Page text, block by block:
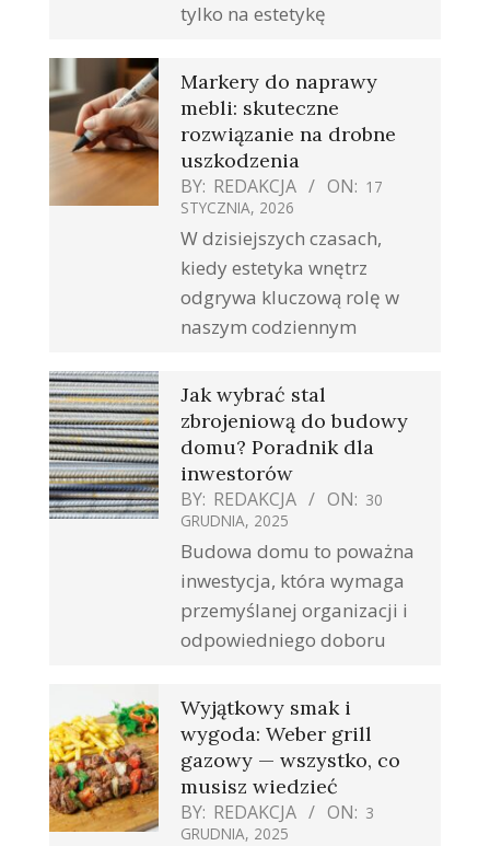
tylko na estetykę
Markery do naprawy
mebli: skuteczne
rozwiązanie na drobne
uszkodzenia
BY: REDAKCJA ON: 17
STYCZNIA, 2026
W dzisiejszych czasach,
kiedy estetyka wnętrz
odgrywa kluczową rolę w
naszym codziennym
Jak wybrać stal
zbrojeniową do budowy
domu? Poradnik dla
inwestorów
BY: REDAKCJA ON: 30
GRUDNIA, 2025
Budowa domu to poważna
inwestycja, która wymaga
przemyślanej organizacji i
odpowiedniego doboru
Wyjątkowy smak i
wygoda: Weber grill
gazowy — wszystko, co
musisz wiedzieć
BY: REDAKCJA ON: 3
GRUDNIA, 2025